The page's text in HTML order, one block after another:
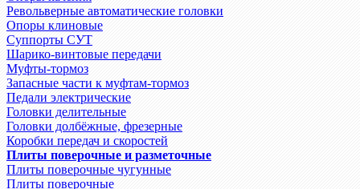
Револьверные автоматические головки
Опоры клиновые
Суппорты СУТ
Шарико-винтовые передачи
Муфты-тормоз
Запасные части к муфтам-тормоз
Педали электрические
Головки делительные
Головки долбёжные, фрезерные
Коробки передач и скоростей
Плиты поверочные и разметочные
Плиты поверочные чугунные
Плиты поверочные